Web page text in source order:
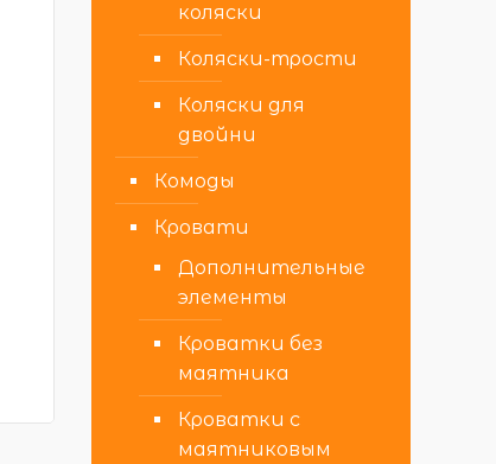
коляски
Коляски-трости
Коляски для
двойни
Комоды
Кровати
Дополнительные
элементы
Кроватки без
маятника
Кроватки с
маятниковым